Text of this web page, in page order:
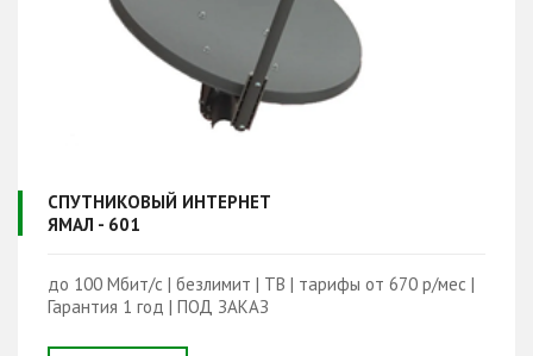
СПУТНИКОВЫЙ ИНТЕРНЕТ
ЯМАЛ - 601
до 100 Мбит/с | безлимит | ТВ | тарифы от 670 р/мес |
Гарантия 1 год | ПОД ЗАКАЗ